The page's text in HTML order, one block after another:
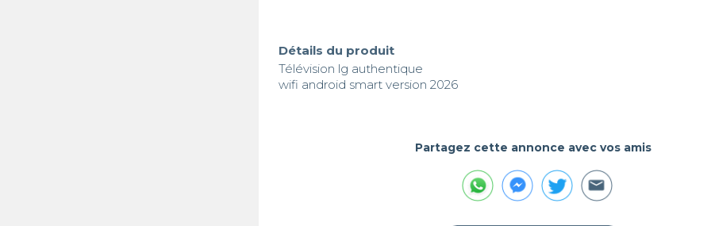
Détails du produit
Télévision lg authentique
wifi android smart version 2026
Partagez cette annonce avec vos amis